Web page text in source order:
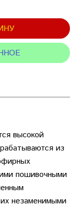
высокой
из
пошивочными
незаменимыми